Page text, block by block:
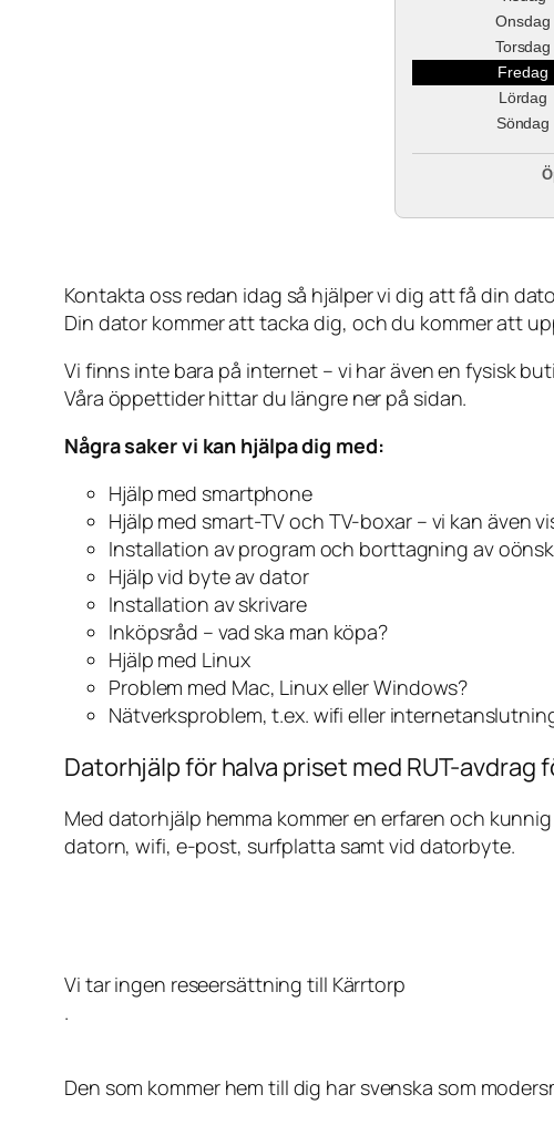
Onsdag
Torsdag
Fredag
Lördag
Söndag
Kontakta oss redan idag så hjälper vi dig att få din
Din dator kommer att tacka dig, och du kommer att
Vi finns inte bara på internet – vi har även en fysisk
Våra öppettider hittar du längre ner på sidan.
Några saker vi kan hjälpa dig med:
Hjälp med smartphone
Hjälp med smart-TV och TV-boxar – vi kan även
Installation av program och borttagning av
Hjälp vid byte av dator
Installation av skrivare
Inköpsråd – vad ska man köpa?
Hjälp med Linux
Problem med Mac, Linux eller Windows?
Nätverksproblem, t.ex. wifi eller
Datorhjälp för halva priset med RUT-avdrag
Med datorhjälp hemma kommer en erfaren och
datorn, wifi, e-post, surfplatta samt vid datorbyte.
Vi tar ingen reseersättning till Kärrtorp
.
Den som kommer hem till dig har svenska som